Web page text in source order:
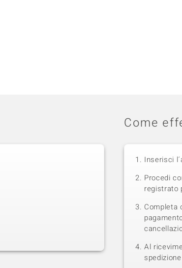
Come
Inserisci
Procedi
registrato
Completa
Al